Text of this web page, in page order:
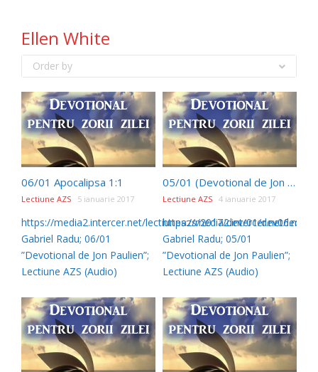
Ellen White
Order by
06/01 Apocalipsa 1:1
Lectiune AZS 5 ianuarie 2017
https://media2.intercer.net/lectiuneazs/2017/dev/01/dev06.mp3
Gabriel Radu; 06/01
”Devotional de Jon Paulien”;
Lectiune AZS (Audio)
05/01 (Devotional de Jon Paulien)
Lectiune AZS 4 ianuarie 2017
https://media2.intercer.net/
Gabriel Radu; 05/01
”Devotional de Jon Paulien”;
Lectiune AZS (Audio)